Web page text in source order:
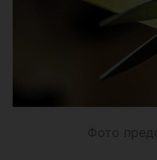
Фото